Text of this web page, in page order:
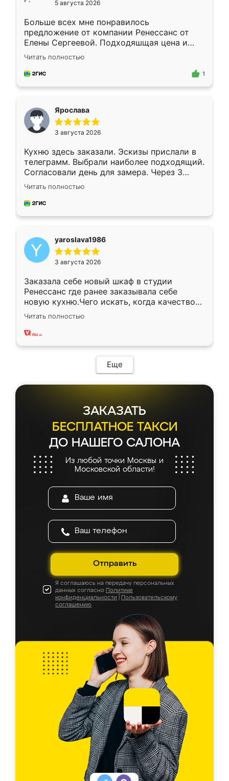
5 августа 2026
Больше всех мне понравилось
предложение от компании Ренессанс от
Елены Сергеевой. Подходяшщая цена и
короткие сроки изготовления. Приехавший
для замера сотрудник Владислав
предложил по моему эскизу самый
Читать полностью
1
Ярослава
3 августа 2026
Кухню здесь заказали. Эскизы прислали в
телеграмм. Выбрали наиболее подходящий.
Согласовали день для замера. Через 3
недели кухня была уже готова. Остались
довольны работой. Спасибо Ренессанс
мебель за качественную работу!
Читать полностью
yaroslava1986
3 августа 2026
Заказала себе новый шкаф в студии
Ренессанс где ранее заказывала себе
новую кухню.Чего искать, когда качеством
вполне довольна. Служит кухня уже почти
два года, нареканий нет.
Читать полностью
Еще
ЗАКАЗАТЬ
БЕСПЛАТНОЕ ТАКСИ
ДО НАШЕГО САЛОНА
Из любой точки Москвы и
Московской области!
Отправить
Я соглашаюсь на передачу персональных
данных согласно Политике
конфиденциальности
Пользовательскому
соглашению